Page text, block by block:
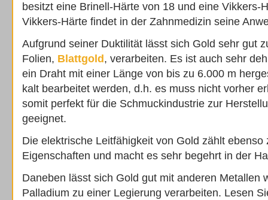
besitzt eine Brinell-Härte von 18 und eine Vikkers-
Vikkers-Härte findet in der Zahnmedizin seine
Aufgrund seiner Duktilität lässt sich Gold sehr gut
Folien, Blattgold , verarbeiten. Es ist auch sehr
ein Draht mit einer Länge von bis zu 6.000 m
kalt bearbeitet werden, d.h. es muss nicht vorher
somit perfekt für die Schmuckindustrie zur
geeignet.
Die elektrische Leitfähigkeit von Gold zählt ebenso
Eigenschaften und macht es sehr begehrt in der
Daneben lässt sich Gold gut mit anderen Metallen
Palladium zu einer Legierung verarbeiten. Lesen